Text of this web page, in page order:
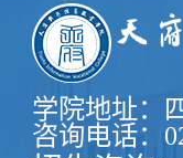
学院地址：
咨询电话：